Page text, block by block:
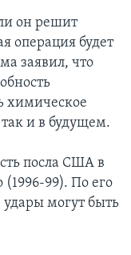
он решит
операция будет
заявил, что
химическое
и в будущем.
посла США в
(1996-99). По его
могут быть